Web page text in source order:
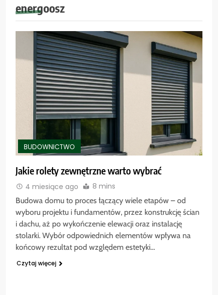
energoosz
BUDOWNICTWO
Jakie rolety zewnętrzne warto wybrać
4 miesiące ago 8 mins
Budowa domu to proces łączący wiele etapów – od
wyboru projektu i fundamentów, przez konstrukcję ścian
i dachu, aż po wykończenie elewacji oraz instalację
stolarki. Wybór odpowiednich elementów wpływa na
końcowy rezultat pod względem estetyki…
Czytaj więcej